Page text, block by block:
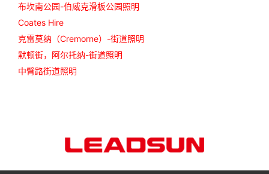
布坎南公园-伯威克滑板公园照明
Coates Hire
克雷莫纳（Cremorne）-街道照明
默顿街，阿尔托纳-街道照明
中臂路街道照明